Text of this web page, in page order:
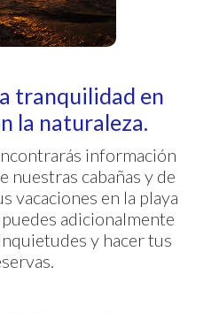
tranquilidad en
la naturaleza.
información
nuestras cabañas y de
vacaciones en la playa
adicionalmente
y hacer tus